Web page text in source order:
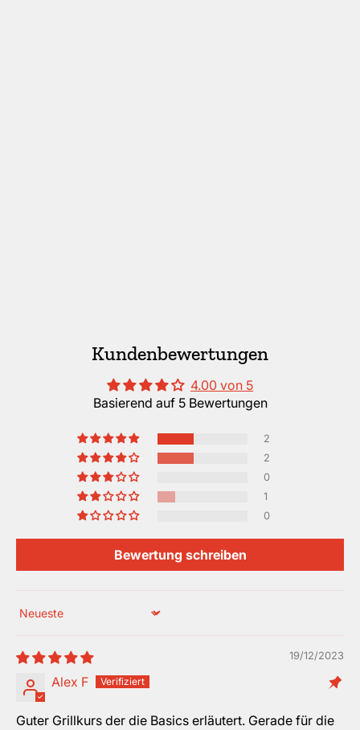
Kundenbewertungen
4.00 von 5
Basierend auf 5 Bewertungen
2
2
0
1
0
Bewertung schreiben
Sort by
19/12/2023
Alex F
Guter Grillkurs der die Basics erläutert. Gerade für die